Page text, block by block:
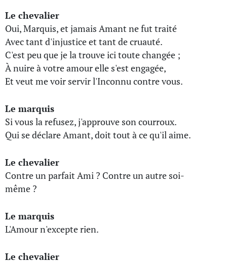
Le chevalier
Oui, Marquis, et jamais Amant ne fut traité
Avec tant d'injustice et tant de cruauté.
C'est peu que je la trouve ici toute changée ;
À nuire à votre amour elle s'est engagée,
Et veut me voir servir l'Inconnu contre vous.
Le marquis
Si vous la refusez, j'approuve son courroux.
Qui se déclare Amant, doit tout à ce qu'il aime.
Le chevalier
Contre un parfait Ami ? Contre un autre soi-
même ?
Le marquis
L'Amour n'excepte rien.
Le chevalier